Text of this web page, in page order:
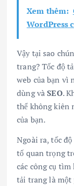
Xem thêm:
WordPress
Vậy tại sao
trang? Tốc độ
web của bạn vì
dùng vàSEO.
thể không kiên
của bạn.
Ngoài ra, tốc
tố quan trọng
các công cụ
tải trang là một